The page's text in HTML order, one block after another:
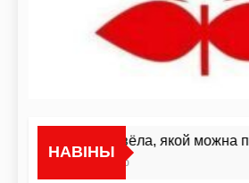
НАВІНЫ
«Я не жывёла, якой можна